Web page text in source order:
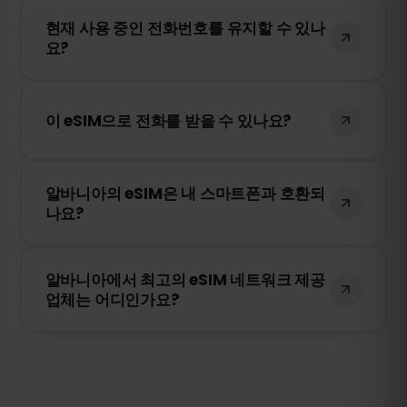
선택하고 안내에 따라 eSIM을 설치하세요.
현재 사용 중인 전화번호를 유지할 수 있나
요?
하지만 로밍 요금이 부과될 수 있으므로
이 eSIM으로 전화를 받을 수 있나요?
만 WhatsApp, FaceTime 또는 Skype와 같
은 앱을 사용하여 전화를 걸 수 있습니다.
알바니아의 eSIM은 내 스마트폰과 호환되
나요?
하세요. 또한, 기기가 특정 통신사에 잠겨 있
지 않은지도 확인해야 합니다.
알바니아에서 최고의 eSIM 네트워크 제공
업체는 어디인가요?